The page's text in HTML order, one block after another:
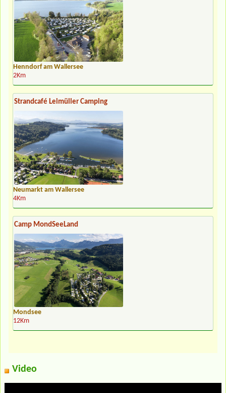
Henndorf am Wallersee
2Km
Strandcafé Leimüller Camping
Neumarkt am Wallersee
4Km
Camp MondSeeLand
Mondsee
12Km
Video